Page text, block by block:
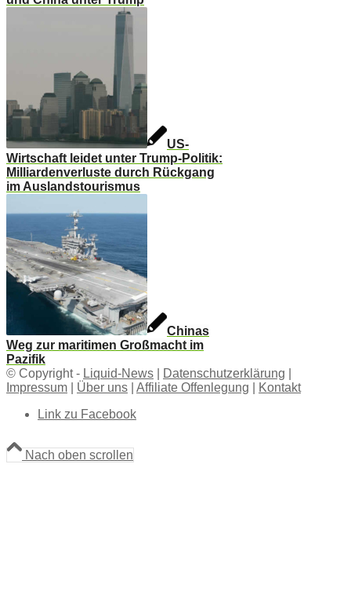
US-
Wirtschaft leidet unter Trump-Politik:
Milliardenverluste durch Rückgang
im Auslandstourismus
Chinas
Weg zur maritimen Großmacht im
Pazifik
© Copyright - Liquid-News Datenschutzerklärung
Impressum
Über uns Affiliate Offenlegung
Kontakt
Link zu Facebook
Nach oben scrollen